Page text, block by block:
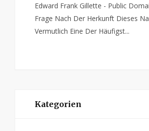
Edward Frank Gillette - Public
Frage Nach Der Herkunft Dieses
Vermutlich Eine Der Häufigst...
Kategorien